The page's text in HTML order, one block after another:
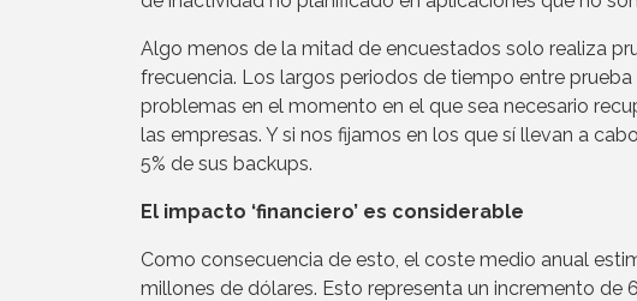
Algo menos de la mitad de encuestados solo realiza
frecuencia. Los largos periodos de tiempo entre
problemas en el momento en el que sea necesario
las empresas. Y si nos fijamos en los que sí llevan a
5% de sus backups.
El impacto ‘financiero’ es considerable
Como consecuencia de esto, el coste medio anual
millones de dólares. Esto representa un incremento